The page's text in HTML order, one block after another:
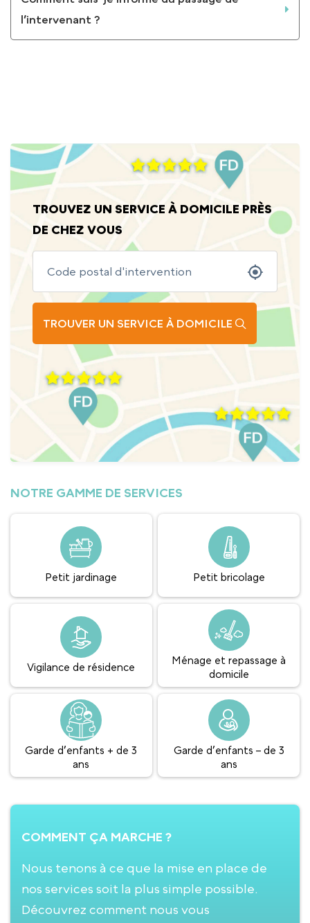
l’intervenant ?
TROUVEZ UN SERVICE À DOMICILE PRÈS
DE CHEZ VOUS
TROUVER UN SERVICE À DOMICILE
NOTRE GAMME DE SERVICES
Petit jardinage Petit bricolage
Vigilance de résidence
Ménage et repassage à
domicile
Garde d’enfants + de 3
ans
Garde d’enfants – de 3
ans
COMMENT ÇA MARCHE ?
Nous tenons à ce que la mise en place de
nos services soit la plus simple possible.
Découvrez comment nous vous